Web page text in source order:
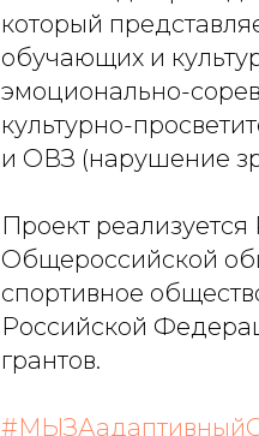
который
обучающих и
эмоционально-
культурно-
и ОВЗ (нарушение
Проект
Общероссийской
спортивное
Российской
грантов.